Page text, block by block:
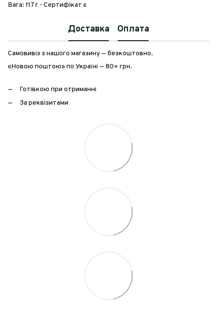
Вага: 117 г - Сертифікат є
Доставка Оплата
Самовивіз з нашого магазину — безкоштовно.
«Новою поштою» по Україні — 80+ грн.
Готівкою при отриманні
За реквізитами